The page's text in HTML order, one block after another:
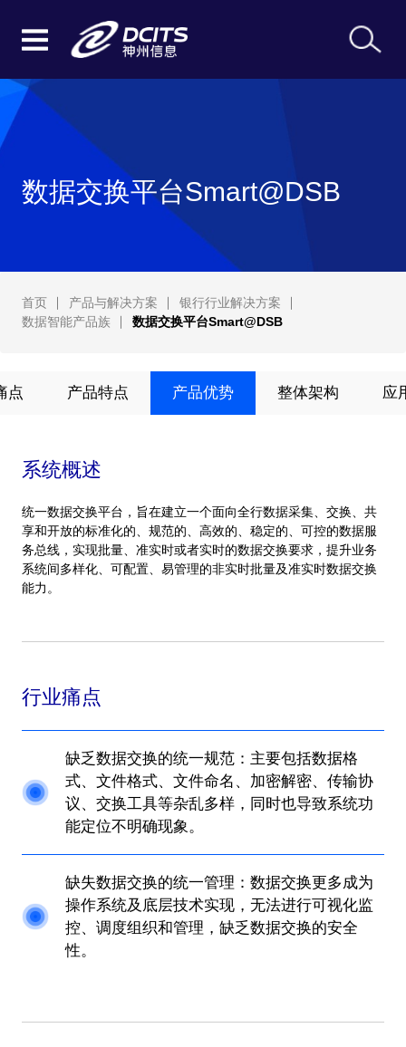
数据交换平台Smart@DSB
首页 产品与解决方案
银行行业解决方案
数据智能产品族
数据交换平台Smart@DSB
点 产品特点 产品优势 整体架构 应
系统概述
统一数据交换平台，旨在建立一个面向全行数据采集、交换、共
享和开放的标准化的、规范的、高效的、稳定的、可控的数据服
务总线，实现批量、准实时或者实时的数据交换要求，提升业务
系统间多样化、可配置、易管理的非实时批量及准实时数据交换
能力。
行业痛点
缺乏数据交换的统一规范：主要包括数据格
式、文件格式、文件命名、加密解密、传输协
议、交换工具等杂乱多样，同时也导致系统功
能定位不明确现象。
缺失数据交换的统一管理：数据交换更多成为
操作系统及底层技术实现，无法进行可视化监
控、调度组织和管理，缺乏数据交换的安全
性。